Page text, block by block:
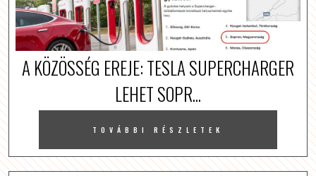
A KÖZÖSSÉG EREJE: TESLA SUPERCHARGER
LEHET SOPR...
TOVÁBBI RÉSZLETEK